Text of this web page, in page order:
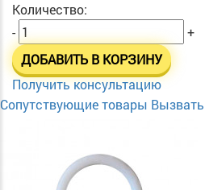
Количество:
-
+
ДОБАВИТЬ В КОРЗИНУ
Получить консультацию
Сопутствующие товары